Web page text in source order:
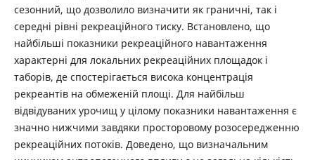
сезонний, що дозволило визначити як граничні, так і
середні рівні рекреаційного тиску. Встановлено, що
найбільші показники рекреаційного навантаження
характерні для локальних рекреаційних площадок і
таборів, де спостерігається висока концентрація
рекреантів на обмеженій площі. Для найбільш
відвідуваних урочищ у цілому показники навантаження є
значно нижчими завдяки просторовому розосередженню
рекреаційних потоків. Доведено, що визначальним